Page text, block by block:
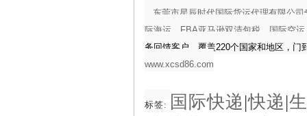
东莞市星辰时代国际货运代理有限公司
际海运
FBA亚马逊双清包税 国际空运
务回馈客户，覆盖220个国家和地区，
www.xcsd86.com
标签: 国际快递 |快递 |